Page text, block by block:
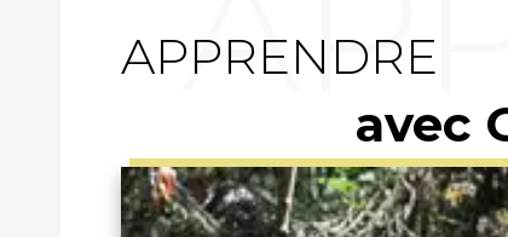
APPRENDRE
avec